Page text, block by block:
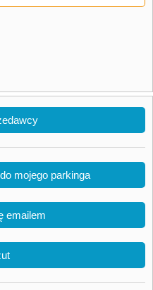
mojego parkinga
emailem